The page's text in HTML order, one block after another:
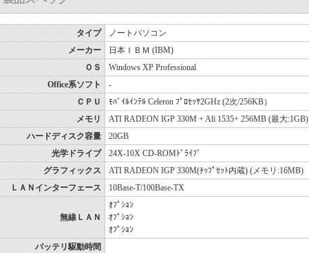
タイプ
ノートパソコン
メーカー
日本ＩＢＭ (IBM)
ＯＳ
Windows XP Professional
Office系ソフト
-
ＣＰＵ
ﾓﾊﾞｲﾙｲﾝﾃﾙ Celeron ﾌﾟﾛｾｯｻ2GHz (2次/256KB）
メモリ
ATI RADEON IGP 330M + Ali 1535+ 256MB (最大:1GB)
ハードディスク容量
20GB
光学ドライブ
24X-10X CD-ROMﾄﾞﾗｲﾌﾞ
グラフィックス
ATI RADEON IGP 330M(ﾁｯﾌﾟｾｯﾄ内蔵) (メモリ:16MB)
ＬＡＮインターフェース
10Base-T/100Base-TX
無線ＬＡＮ
ｵﾌﾟｼｮﾝ
ｵﾌﾟｼｮﾝ
ｵﾌﾟｼｮﾝ
バッテリ駆動時間